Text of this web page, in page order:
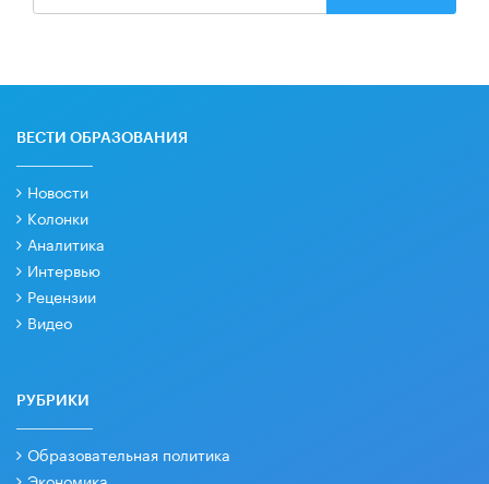
ВЕСТИ ОБРАЗОВАНИЯ
Новости
Колонки
Аналитика
Интервью
Рецензии
Видео
РУБРИКИ
Образовательная политика